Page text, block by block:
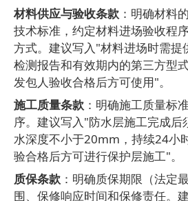
材料供应与验收条款 ：明确材料
技术标准，约定材料进场验收程
方式。建议写入"材料进场时需提
检测报告和有效期内的第三方型
发包人验收合格后方可使用"。
施工质量条款 ：明确施工质量标
序。建议写入"防水层施工完成后
水深度不小于20mm ，持续24小
验合格后方可进行保护层施工"。
质保条款 ：明确质保期限（法定
围、保修响应时间和保修责任。